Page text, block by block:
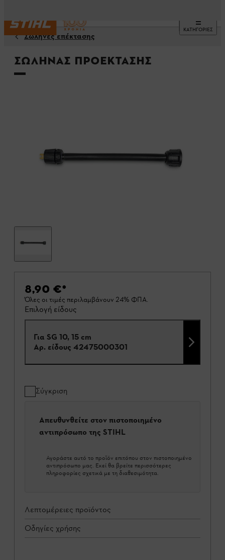
ΚΑΤΗΓΟΡΙΕΣ
Σωλήνες επέκτασης
Σωλήνας προέκτασης
8,90 €*
Όλες οι τιμές περιλαμβάνουν 24% ΦΠΑ.
Επιλογή είδους
Για SG 10, 15 cm
Αρ. είδους 42475000301
Σύγκριση
Απευθυνθείτε στον πιστοποιημένο
αντιπρόσωπο της STIHL
Αγοράστε αυτό το προϊόν επιτόπου στον πιστοποιημένο
αντιπρόσωπο μας. Εκεί θα βρείτε περισσότερες
πληροφορίες σχετικά με τη διαθεσιμότητα.
Λεπτομέρειες προϊόντος
Οδηγίες χρήσης